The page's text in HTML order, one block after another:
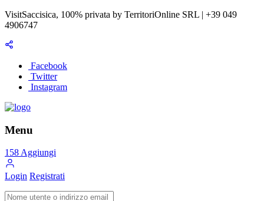
VisitSaccisica, 100% privata by TerritoriOnline SRL | +39 049
4906747
Facebook
Twitter
Instagram
Menu
158Aggiungi
Login Registrati